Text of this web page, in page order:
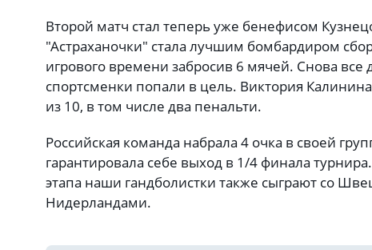
Второй матч стал теперь уже бенефисом
"Астраханочки" стала лучшим бомбардиром
игрового времени забросив 6 мячей. Снова все
спортсменки попали в цель. Виктория
из 10, в том числе два пенальти.
Российская команда набрала 4 очка в своей
гарантировала себе выход в 1/4 финала
этапа наши гандболистки также сыграют со
Нидерландами.